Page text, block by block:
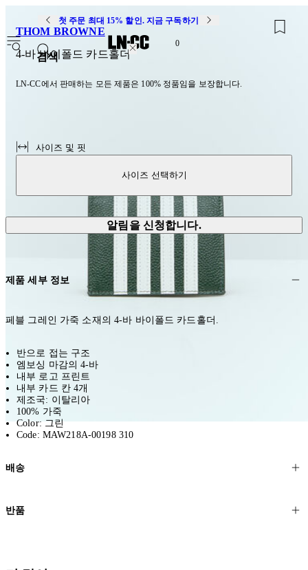
첫 주문 최대 15% 할인. 지금 구독하기
검색
0
THOM BROWNE
4-바 바이폴드 카드홀더
LN-CC에서 판매하는 모든 제품은 100% 정품임을 보장합니다.
사이즈 및 핏
사이즈 선택하기
알림을 신청합니다.
제품 세부 정보
페블 그레인 가죽 소재의 4-바 바이폴드 카드홀더.
반으로 접는 구조
엠보싱 마감의 4-바
내부 로고 프린트
내부 카드 칸 4개
제조국: 이탈리아
100% 가죽
Color: 그린
Code: MAW218A-00198 310
배송
고객님의 위치에 따라 일반 배송과 익스프레스 배송을 제공합니다.
반품